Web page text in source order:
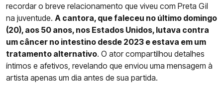
recordar o breve relacionamento que viveu com Preta Gil
na juventude. A cantora, que faleceu no último domingo
(20), aos 50 anos, nos Estados Unidos, lutava contra
um câncer no intestino desde 2023 e estava em um
tratamento alternativo. O ator compartilhou detalhes
íntimos e afetivos, revelando que enviou uma mensagem à
artista apenas um dia antes de sua partida.